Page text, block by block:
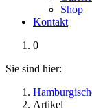
Shop
Kontakt
0
Sie sind hier:
Artikel